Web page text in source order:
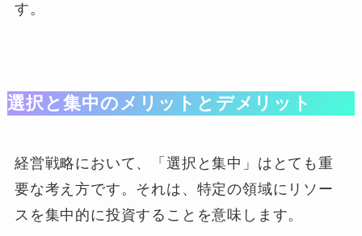
す。
選択と集中のメリットとデメリット
経営戦略において、「選択と集中」はとても重
要な考え方です。それは、特定の領域にリソー
スを集中的に投資することを意味します。